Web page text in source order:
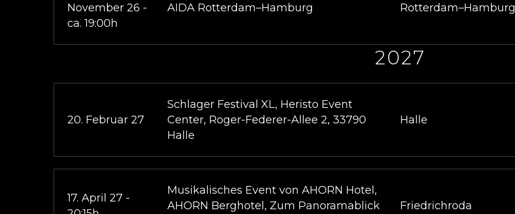
November 26 -
ca. 19:00h
AIDA Rotterdam–Hamburg Rotterdam–Hamburg
2027
20. Februar 27
Schlager Festival XL, Heristo Event
Center, Roger-Federer-Allee 2, 33790
Halle
Halle
17. April 27 -
Musikalisches Event von AHORN Hotel,
AHORN Berghotel, Zum Panoramablick
Friedrichroda